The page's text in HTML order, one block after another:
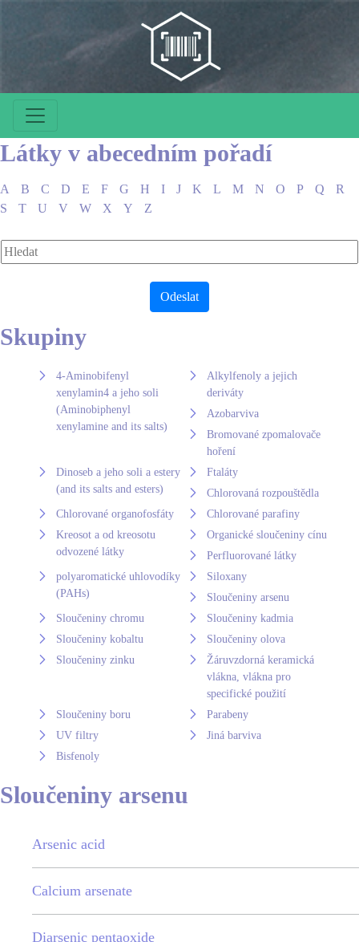
Látky v abecedním pořadí
A B C D E F G H I J K L M N O P Q
R
S
T U V W X Y Z
Skupiny
4-Aminobifenyl
xenylamin4 a jeho soli
(Aminobiphenyl
xenylamine and its salts)
Alkylfenoly a jejich
deriváty
Azobarviva
Bromované zpomalovače
hoření
Dinoseb a jeho soli a estery
(and its salts and esters)
Ftaláty
Chlorovaná rozpouštědla
Chlorované organofosfáty
Chlorované parafiny
Kreosot a od kreosotu
odvozené látky
Organické sloučeniny cínu
Perfluorované látky
polyaromatické uhlovodíky
(PAHs)
Siloxany
Sloučeniny arsenu
Sloučeniny chromu
Sloučeniny kadmia
Sloučeniny kobaltu
Sloučeniny olova
Sloučeniny zinku
Žáruvzdorná keramická
vlákna, vlákna pro
specifické použití
Sloučeniny boru
Parabeny
UV filtry
Jiná barviva
Bisfenoly
Sloučeniny arsenu
Arsenic acid
Calcium arsenate
Diarsenic pentaoxide